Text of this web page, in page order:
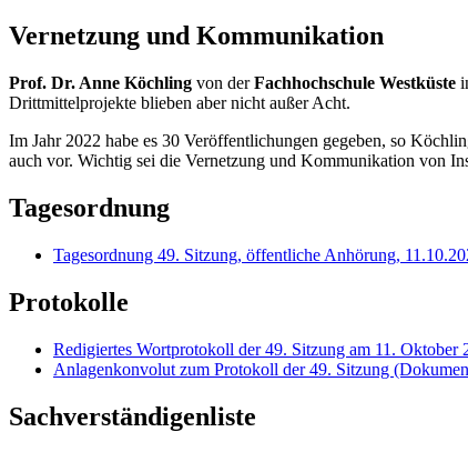
Vernetzung und Kommunikation
Prof. Dr. Anne Köchling von derFachhochschule Westküste
Drittmittelprojekte blieben aber nicht außer Acht.
Im Jahr 2022 habe es 30 Veröffentlichungen gegeben, so
auch vor. Wichtig sei die Vernetzung und Kommunikation von
Tagesordnung
Tagesordnung 49. Sitzung, öffentliche Anhörung,
Protokolle
Redigiertes Wortprotokoll der 49. Sitzung am 11. Oktober
Anlagenkonvolut zum Protokoll der 49. Sitzung
Sachverständigenliste